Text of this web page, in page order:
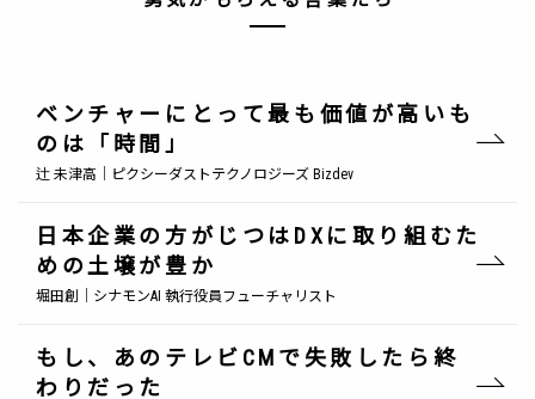
ベンチャーにとって最も価値が高いも
のは「時間」
辻 未津高｜ピクシーダストテクノロジーズ Bizdev
日本企業の方がじつはDXに取り組むた
めの土壌が豊か
堀田創｜シナモンAI 執行役員フューチャリスト
もし、あのテレビCMで失敗したら終
わりだった